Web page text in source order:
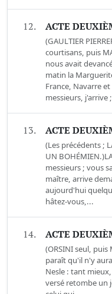
12. ACTE
(GAULTIER
courtisans, puis
nous avait
matin la
France, Navarre et
messieurs, j'arrive
13. ACTE
(Les précédents ;
UN
messieurs ; vous
maître, arrive
aujourd'hui
hâtez-vous,...
14. ACTE
(ORSINI seul, puis
paraît qu'il n'y
Nesle : tant
versé retombe un